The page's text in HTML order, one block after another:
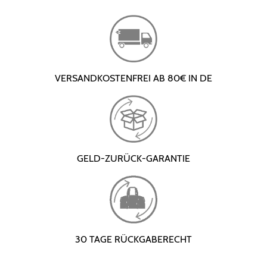
VERSANDKOSTENFREI AB 80€ IN DE
GELD-ZURÜCK-GARANTIE
30 TAGE RÜCKGABERECHT